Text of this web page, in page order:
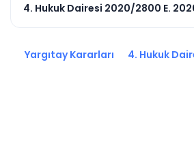
4. Hukuk Dairesi 2020/2800 E.
Yargıtay Kararları 4. Hukuk